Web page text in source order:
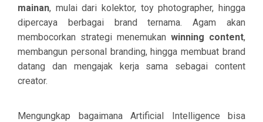
mainan, mulai dari kolektor, toy photographer, hingga
dipercaya berbagai brand ternama. Agam akan
membocorkan strategi menemukan winning content,
membangun personal branding, hingga membuat brand
datang dan mengajak kerja sama sebagai content
creator.
Mengungkap bagaimana Artificial Intelligence bisa